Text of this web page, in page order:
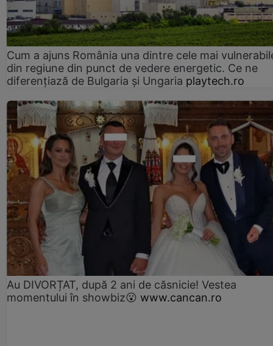
Cum a ajuns România una dintre cele mai
din regiune din punct de vedere energetic. Ce ne
diferențiază de Bulgaria și Ungaria playtech.ro
Au DIVORȚAT, după 2 ani de căsnicie! Vestea
momentului în showbiz😮 www.cancan.ro